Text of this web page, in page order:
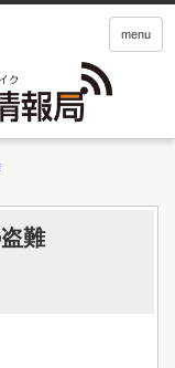
menu
難